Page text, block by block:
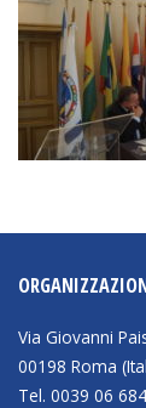
Via Giovanni
00198 Roma
Tel. 0039 06